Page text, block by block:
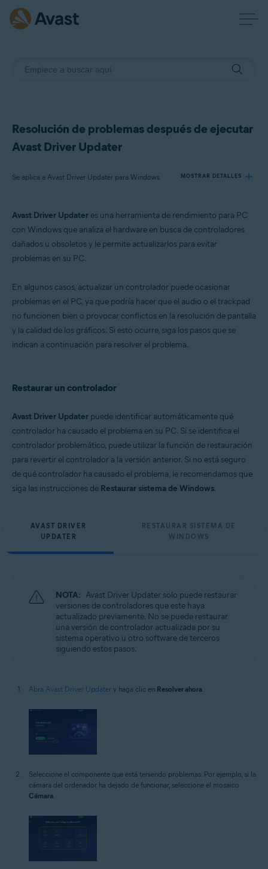
Resolución de problemas después de ejecutar
Avast Driver Updater
Se aplica a Avast Driver Updater para Windows MOSTRAR DETALLES
Sistemas operativos:
Microsoft Windows 10 Home/Pro/Enterprise/Education - 32 o 64 bits
Microsoft Windows 8.1/Pro/Enterprise - 32 o 64 bits
Microsoft Windows 8/Pro/Enterprise - 32 o 64 bits
Premium/Professional/Enterprise/Ultimate - Service Pack 1, 32 o 64 bits
Avast Driver Updater es una herramienta de rendimiento para PC
con Windows que analiza el hardware en busca de controladores
dañados u obsoletos y le permite actualizarlos para evitar
problemas en su PC.
En algunos casos, actualizar un controlador puede ocasionar
problemas en el PC, ya que podría hacer que el audio o el trackpad
no funcionen bien o provocar conflictos en la resolución de pantalla
y la calidad de los gráficos. Si esto ocurre, siga los pasos que se
indican a continuación para resolver el problema.
Restaurar un controlador
Avast Driver Updater puede identificar automáticamente qué
controlador ha causado el problema en su PC. Si se identifica el
controlador problemático, puede utilizar la función de restauración
para revertir el controlador a la versión anterior. Si no está seguro
de qué controlador ha causado el problema, le recomendamos que
siga las instrucciones de Restaurar sistema de Windows.
AVAST DRIVER
UPDATER
RESTAURAR SISTEMA DE
WINDOWS
NOTA: Avast Driver Updater solo puede restaurar
versiones de controladores que este haya
actualizado previamente. No se puede restaurar
una versión de controlador actualizada por su
sistema operativo u otro software de terceros
siguiendo estos pasos.
Abra Avast Driver Updater y haga clic en Resolver ahora.
Seleccione el componente que está teniendo problemas. Por ejemplo, si la
cámara del ordenador ha dejado de funcionar, seleccione el mosaico
Cámara.